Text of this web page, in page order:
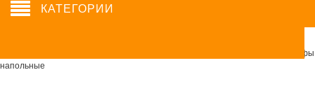
КАТЕГОРИИ
Шкафы
напольные